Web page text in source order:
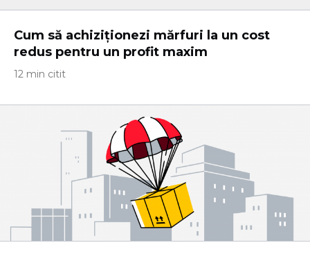
Cum să achiziționezi mărfuri la un cost
redus pentru un profit maxim
12 min citit